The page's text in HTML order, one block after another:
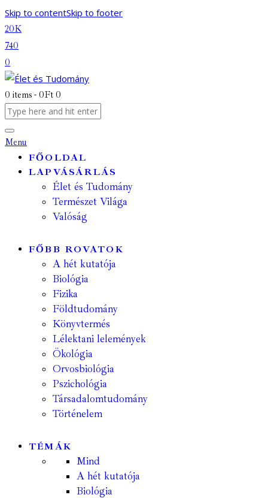
Skip to contentSkip to footer
20K
740
0
0 items - 0Ft 0
Menu
FŐOLDAL
LAPVÁSÁRLÁS
Élet és Tudomány
Természet Világa
Valóság
FŐBB ROVATOK
A hét kutatója
Biológia
Fizika
Földtudomány
Könyvtermés
Lélektani lelemények
Ökológia
Orvosbiológia
Pszichológia
Társadalomtudomány
Történelem
TÉMÁK
Mind
A hét kutatója
Biológia